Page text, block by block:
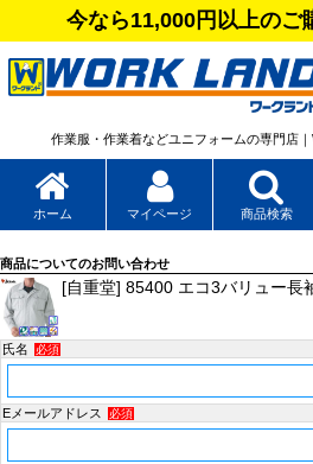
今なら11,000円以上のご
作業服・作業着などユニフォームの専門店
ホーム マイページ 商品検索
商品についてのお問い合わせ
[自重堂] 85400 エコ3バリュー長
氏名 必須
Eメールアドレス 必須